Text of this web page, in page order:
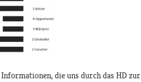
die uns durch das HD zur